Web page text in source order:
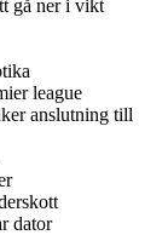
gå ner i vikt
league
anslutning till
dator